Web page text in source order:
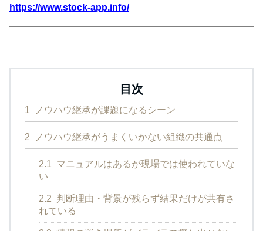
https://www.stock-app.info/
目次
1 ノウハウ継承が課題になるシーン
2 ノウハウ継承がうまくいかない組織の共通点
2.1 マニュアルはあるが現場では使われていな
い
2.2 判断理由・背景が残らず結果だけが共有さ
れている